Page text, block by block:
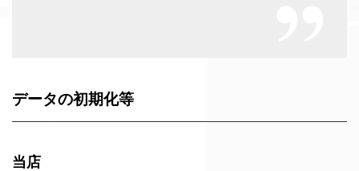
データの初期化等
当店